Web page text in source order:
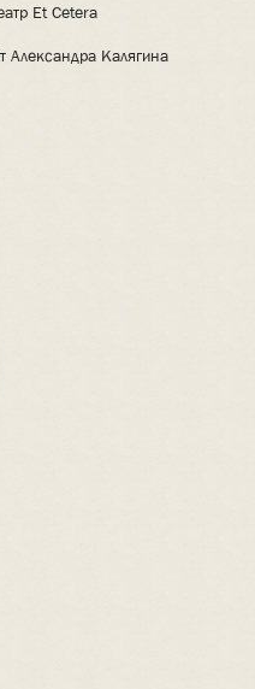
Et Cetera
Александра Калягина